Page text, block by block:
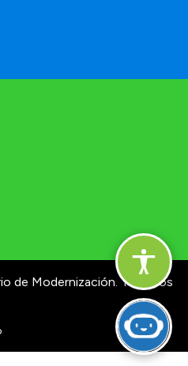
de Modernización. Términos